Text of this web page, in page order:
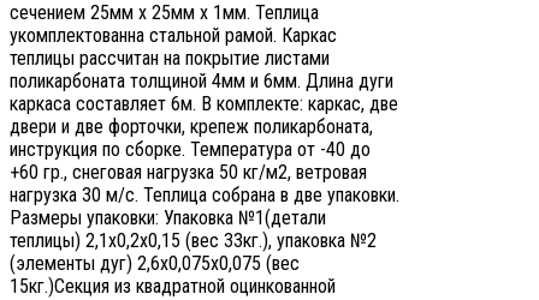
сечением 25мм х 25мм х 1мм. Теплица
укомплектованна стальной рамой. Каркас
теплицы рассчитан на покрытие листами
поликарбоната толщиной 4мм и 6мм. Длина дуги
каркаса составляет 6м. В комплекте: каркас, две
двери и две форточки, крепеж поликарбоната,
инструкция по сборке. Температура от -40 до
+60 гр., снеговая нагрузка 50 кг/м2, ветровая
нагрузка 30 м/с. Теплица собрана в две упаковки.
Размеры упаковки: Упаковка №1(детали
теплицы) 2,1х0,2х0,15 (вес 33кг.), упаковка №2
(элементы дуг) 2,6х0,075х0,075 (вес
15кг.)Секция из квадратной оцинкованной